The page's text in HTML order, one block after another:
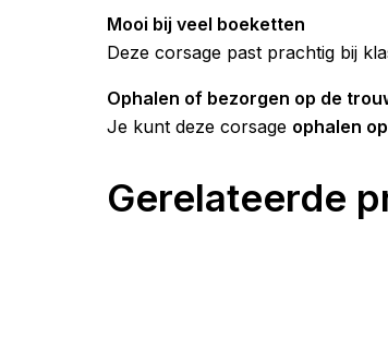
Mooi bij veel boeketten
Deze corsage past prachtig bij
Ophalen of bezorgen op de
Je kunt deze corsage ophalen
Gerelateerde